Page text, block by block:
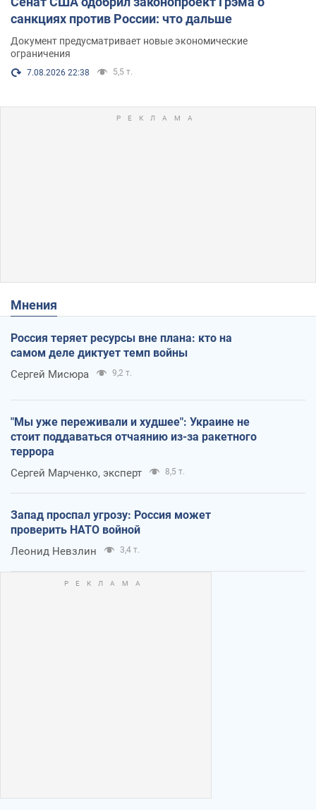
санкциях против России: что дальше
Документ предусматривает новые экономические
ограничения
7.08.2026 22:38 5,5 т.
Мнения
Россия теряет ресурсы вне плана: кто на
самом деле диктует темп войны
Сергей Мисюра 9,2 т.
"Мы уже переживали и худшее": Украине не
стоит поддаваться отчаянию из-за ракетного
террора
Сергей Марченко, эксперт 8,5 т.
Запад проспал угрозу: Россия может
проверить НАТО войной
Леонид Невзлин 3,4 т.